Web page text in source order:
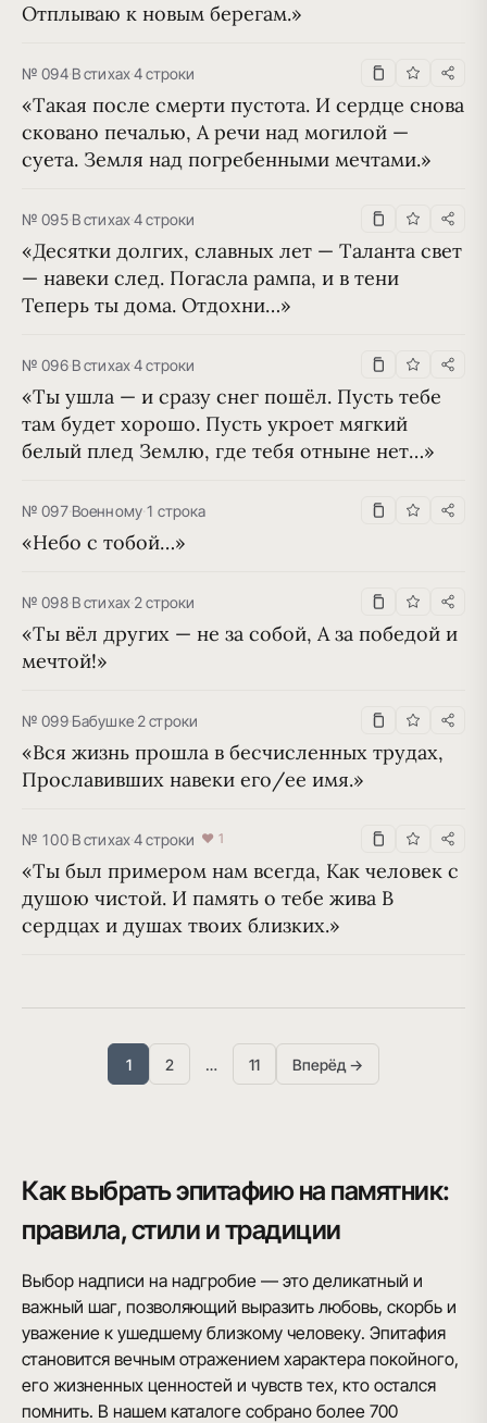
Отплываю к новым берегам.»
№ 094·В стихах·4 строки
«Такая после смерти пустота. И сердце снова
сковано печалью, А речи над могилой —
суета. Земля над погребенными мечтами.»
№ 095·В стихах·4 строки
«Десятки долгих, славных лет — Таланта свет
— навеки след. Погасла рампа, и в тени
Теперь ты дома. Отдохни…»
№ 096·В стихах·4 строки
«Ты ушла — и сразу снег пошёл. Пусть тебе
там будет хорошо. Пусть укроет мягкий
белый плед Землю, где тебя отныне нет…»
№ 097·Военному·1 строка
«Небо с тобой…»
№ 098·В стихах·2 строки
«Ты вёл других — не за собой, А за победой и
мечтой!»
№ 099·Бабушке·2 строки
«Вся жизнь прошла в бесчисленных трудах,
Прославивших навеки его/ее имя.»
№ 100·В стихах·4 строки ♥ 1
«Ты был примером нам всегда, Как человек с
душою чистой. И память о тебе жива В
сердцах и душах твоих близких.»
1 2 … 11 Вперёд →
Как выбрать эпитафию на памятник:
правила, стили и традиции
Выбор надписи на надгробие — это деликатный и
важный шаг, позволяющий выразить любовь, скорбь и
уважение к ушедшему близкому человеку. Эпитафия
становится вечным отражением характера покойного,
его жизненных ценностей и чувств тех, кто остался
помнить. В нашем каталоге собрано более 700